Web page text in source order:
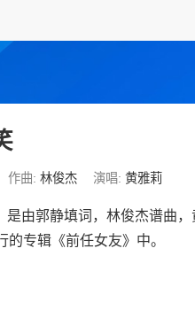
作曲: 林俊杰 演唱: 黄雅莉
是由郭静填词，林俊杰谱曲
的专辑《前任女友》中。